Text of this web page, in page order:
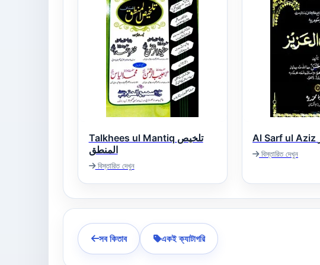
Talkhees ul Mantiq تلخیص
المنطق
বিস্তারিত দেখুন
বিস্তারিত দেখুন
সব কিতাব একই ক্যাটাগরি